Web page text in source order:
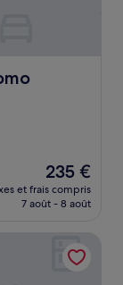
Le
nouveau
prix
de
235 €
235 €
et frais compris
7 août - 8 août